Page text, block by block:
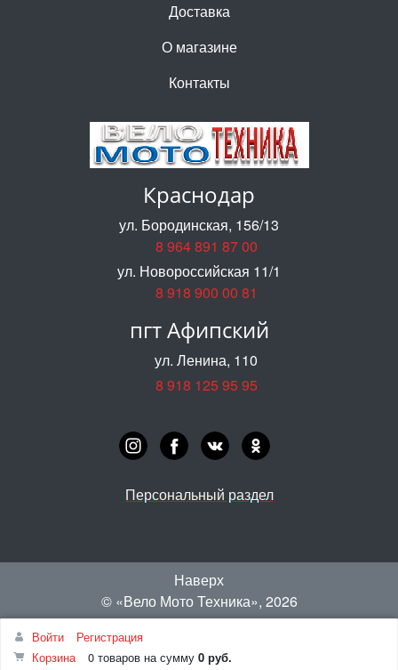
Доставка
О магазине
Контакты
Краснодар
ул. Бородинская, 156/13
8 964 891 87 00
ул. Новороссийская 11/1
8 918 900 00 81
пгт Афипский
ул. Ленина, 110
8 918 125 95 95
Персональный раздел
Наверх
© «‎Вело Мото Техника», 2026
Войти
Регистрация
Корзина
0 товаров на сумму 0 руб.